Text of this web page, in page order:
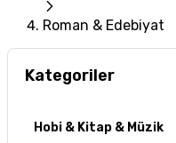
Roman & Edebiyat
Kategoriler
Hobi & Kitap & Müzik